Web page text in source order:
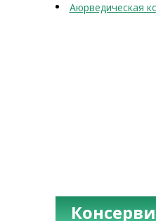
Аюрведическая